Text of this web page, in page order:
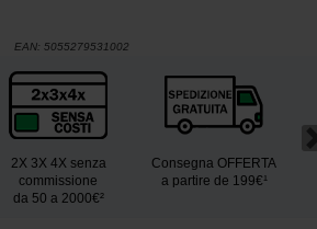
EAN: 5055279531002
2X 3X 4X senza
commissione
da 50 a 2000€²
Consegna OFFERTA
a partire de 199€¹